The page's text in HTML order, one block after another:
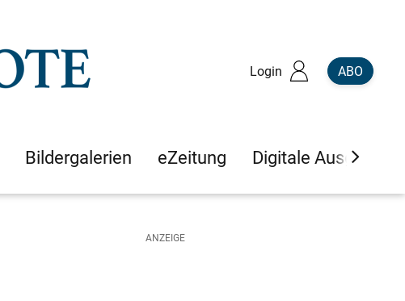
Login ABO
Bildergalerien eZeitung Digitale Ausgaben